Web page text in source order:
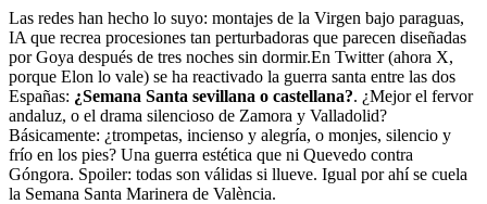
Las redes han hecho lo suyo: montajes de la Virgen bajo paraguas,
IA que recrea procesiones tan perturbadoras que parecen diseñadas
por Goya después de tres noches sin dormir.En Twitter (ahora X,
porque Elon lo vale) se ha reactivado la guerra santa entre las dos
Españas: ¿Semana Santa sevillana o castellana?. ¿Mejor el fervor
andaluz, o el drama silencioso de Zamora y Valladolid?
Básicamente: ¿trompetas, incienso y alegría, o monjes, silencio y
frío en los pies? Una guerra estética que ni Quevedo contra
Góngora. Spoiler: todas son válidas si llueve. Igual por ahí se cuela
la Semana Santa Marinera de València.